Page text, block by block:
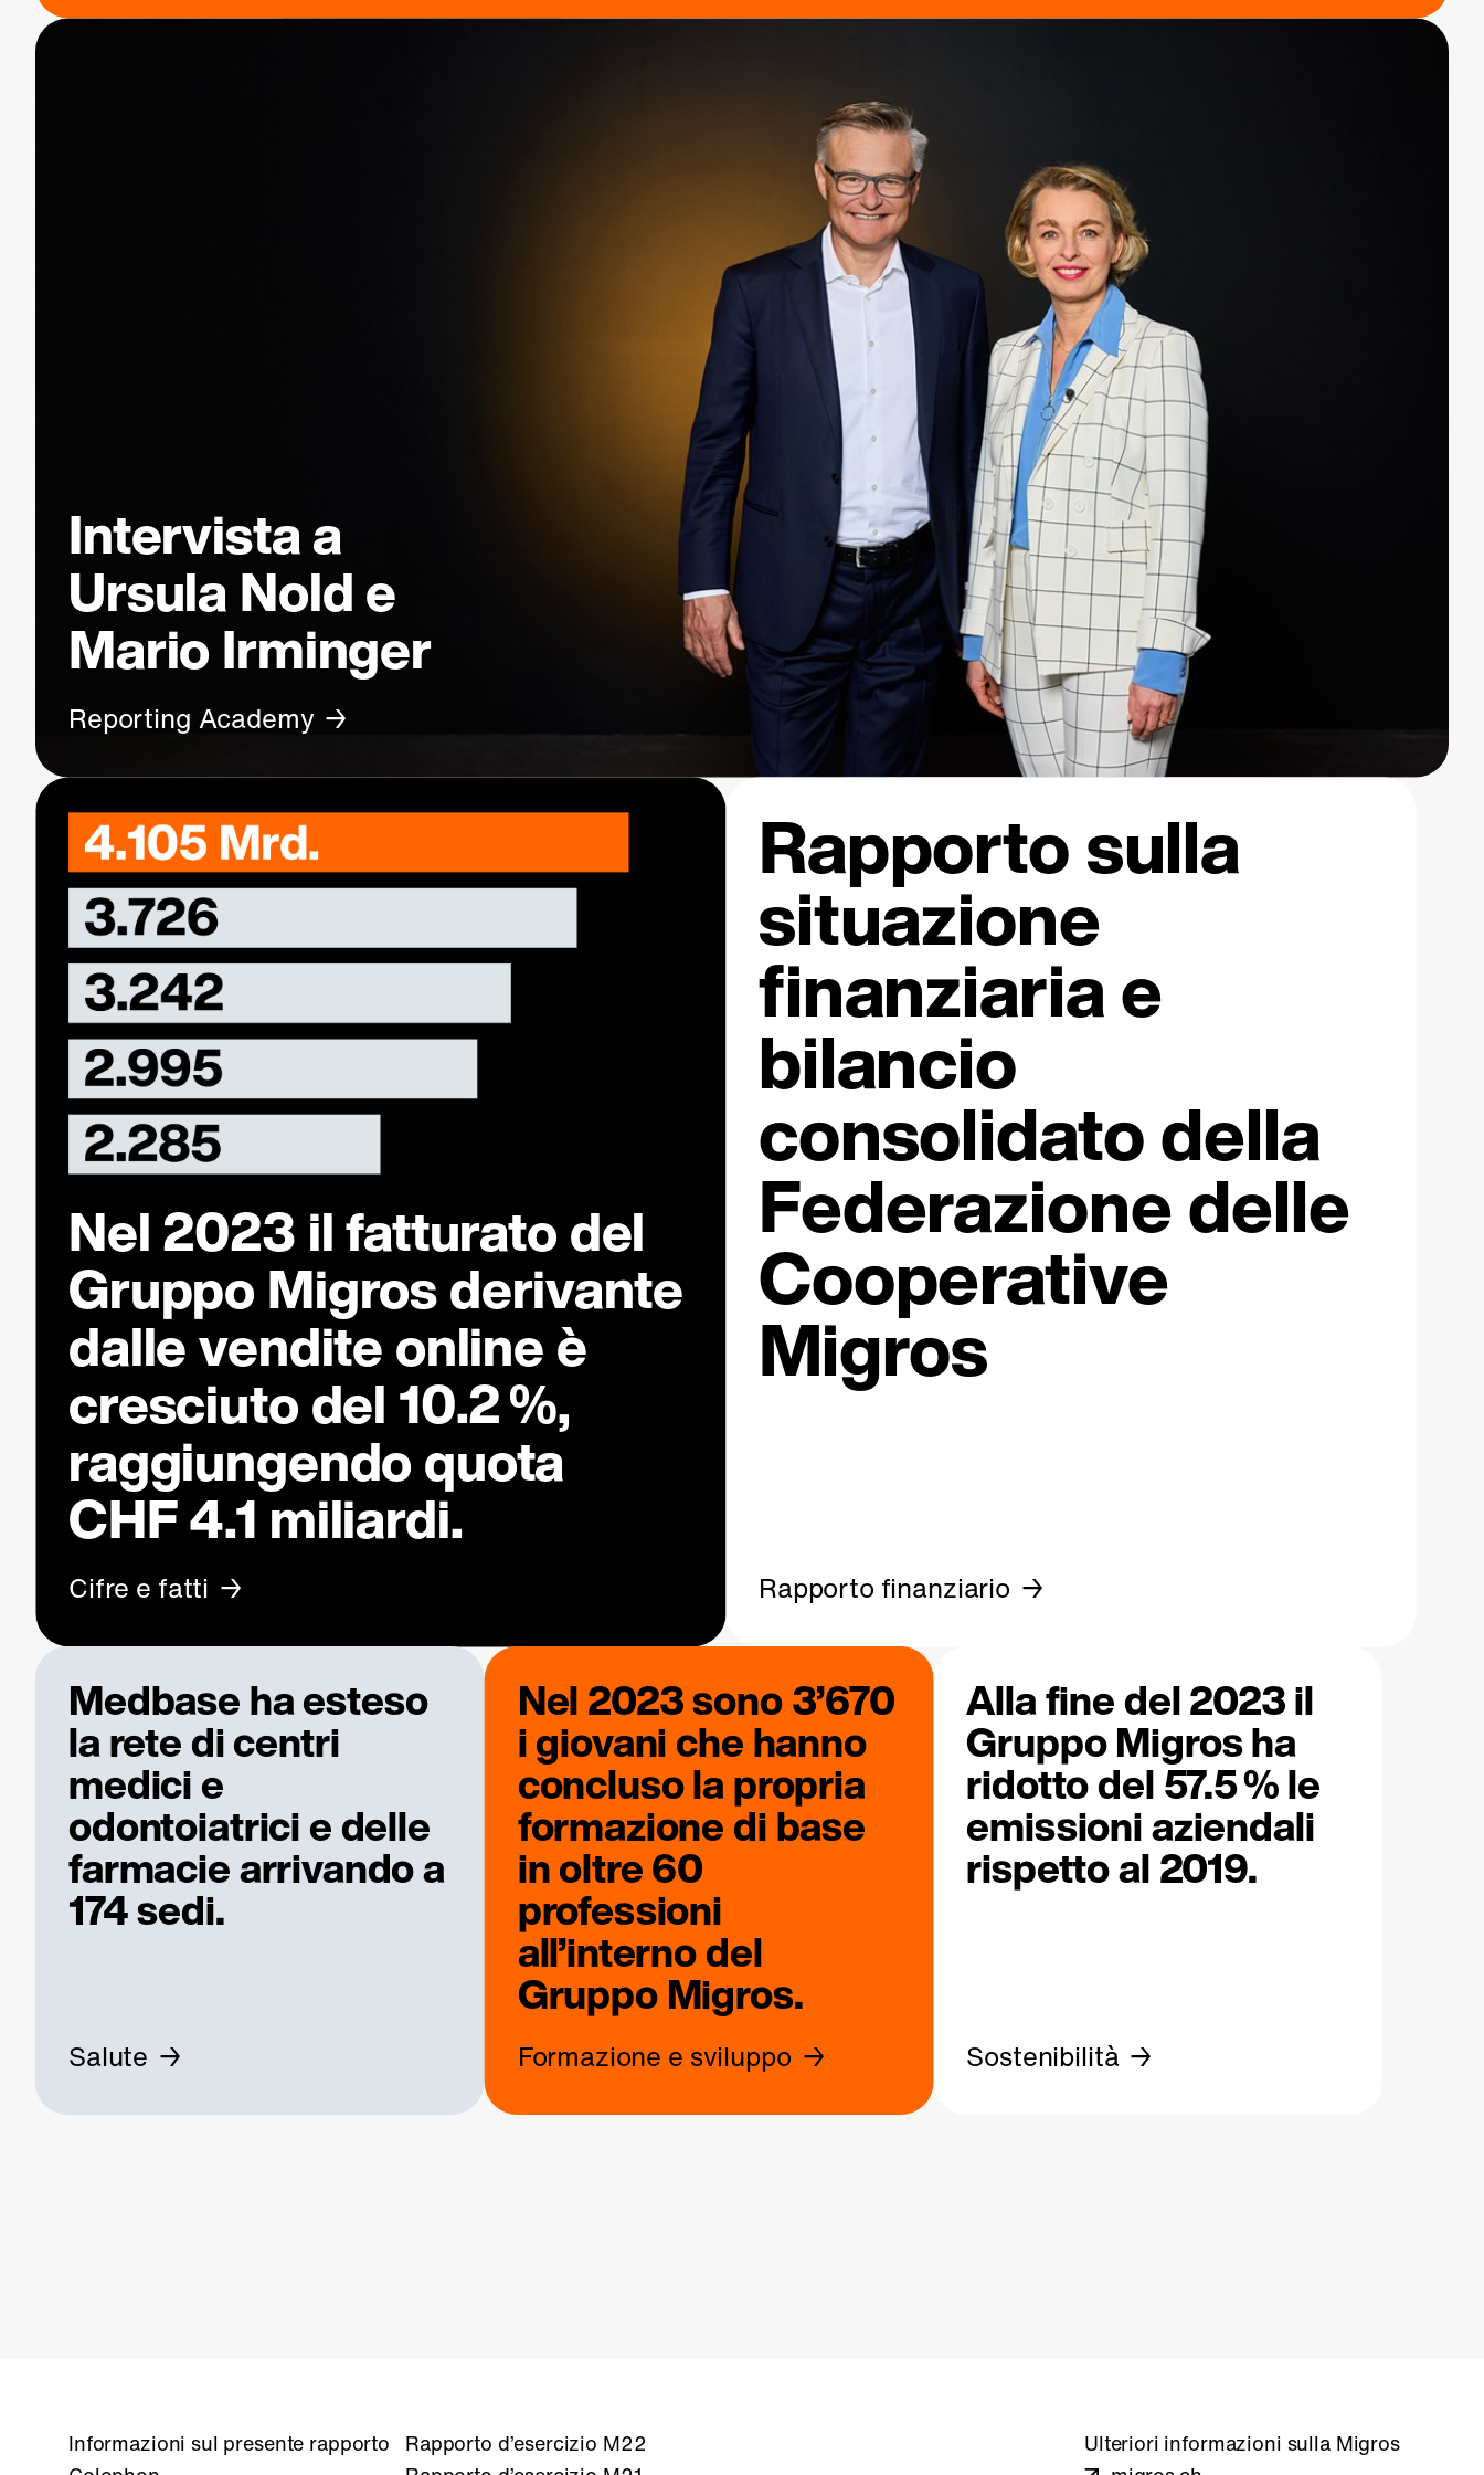
Intervista a
Ursula Nold e
Mario Irminger
Reporting Academy
Nel 2023 il fatturato del
Gruppo Migros derivante
dalle vendite online è
cresciuto del 10.2 %,
raggiungendo quota
CHF 4.1 miliardi.
Cifre e fatti
Rapporto sulla
situazione
finanziaria e
bilancio
consolidato della
Federazione delle
Cooperative
Migros
Rapporto finanziario
Medbase ha esteso
la rete di centri
medici e
odontoiatrici e delle
farmacie arrivando a
174 sedi.
Salute
Nel 2023 sono 3’670
i giovani che hanno
concluso la propria
formazione di base
in oltre 60
professioni
all’interno del
Gruppo Migros.
Formazione e sviluppo
Alla fine del 2023 il
Gruppo Migros ha
ridotto del 57.5 % le
emissioni aziendali
rispetto al 2019.
Sostenibilità
Informazioni sul presente rapporto
Rapporto d’esercizio M22
Ulteriori informazioni sulla Migros